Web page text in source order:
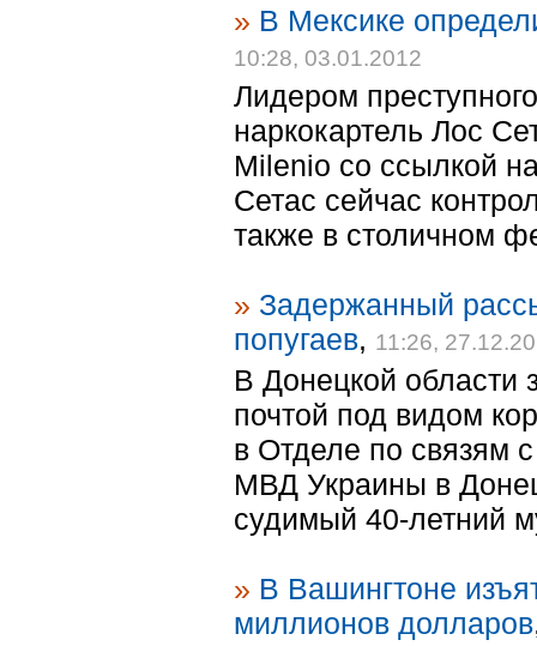
» В Мексике
10:28, 03.01.2012
Лидером
наркокартель Лос
Milenio со ссылкой
Сетас сейчас
также в столичном
» Задержанный
попугаев, 11:26,
В Донецкой области
почтой под видом
в Отделе по связям
МВД Украины в
судимый 40-летний
» В Вашингтоне
миллионов долларов